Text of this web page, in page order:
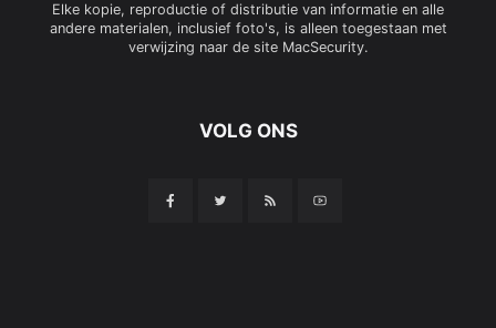
Elke kopie, reproductie of distributie van informatie en alle
andere materialen, inclusief foto's, is alleen toegestaan met
verwijzing naar de site MacSecurity.
VOLG ONS